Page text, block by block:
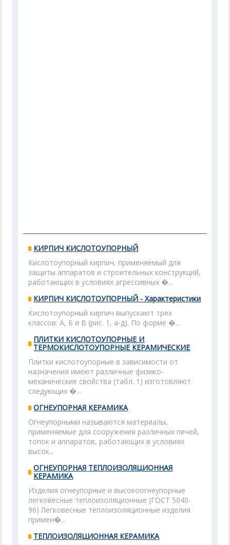
КИРПИЧ КИСЛОТОУПОРНЫЙ
Кислотоупорный кирпич, применяемый для
защиты аппаратов и строительных конструкций,
работающих в условиях агрессивных �...
КИРПИЧ КИСЛОТОУПОРНЫЙ - Характеристики
Кислотоупорный кирпич выпускают трех
классов: А, Б и В (рис. 1, а-д). По форме �...
ПЛИТКИ КИСЛОТОУПОРНЫЕ И
ТЕРМОКИСЛОТОУПОРНЫЕ КЕРАМИЧЕСКИЕ
Плитки кислотоупорные в зависимости от
назначения имеют различные физико-
механические свойства (табл. 1) изготовляют
следующих �...
ОГНЕУПОРНАЯ КЕРАМИКА
Огнеупорными называются материалы,
применяемые для сооружения различных печей,
топок и аппаратов, работающих в условиях
высок...
ОГНЕУПОРНАЯ ТЕПЛОИЗОЛЯЦИОННАЯ
КЕРАМИКА
Изделия огнеупорные и высокоогнеупорные
легковесные теплоизоляционные (ГОСТ 5040-
96) Легковесные теплоизоляционные изделия
примен�...
ТЕПЛОИЗОЛЯЦИОННАЯ КЕРАМИКА